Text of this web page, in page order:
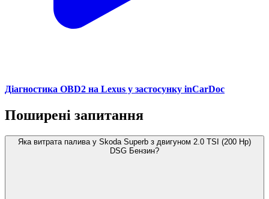
Діагностика OBD2 на Lexus у застосунку inCarDoc
Поширені запитання
Яка витрата палива у Skoda Superb з двигуном 2.0 TSI (200 Hp)
DSG Бензин?